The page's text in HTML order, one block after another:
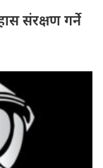
संरक्षण गर्ने